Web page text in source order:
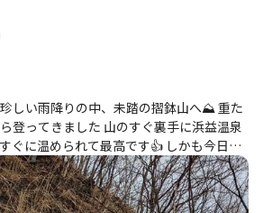
しい雨降りの中、未踏の摺鉢山へ⛰️ 重た
登ってきました 山のすぐ裏手に浜益温泉
ぐに温められて最高です👍 しかも今日は
営業開始直後に到着しました🚗 翌日は休業
た✌️